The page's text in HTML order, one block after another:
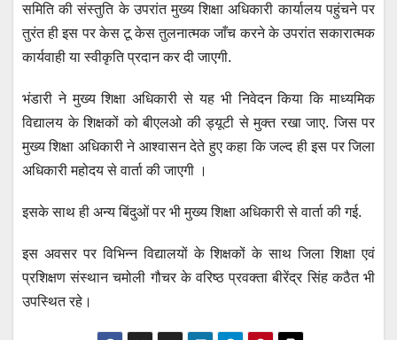
समिति की संस्तुति के उपरांत मुख्य शिक्षा अधिकारी कार्यालय पहुंचने पर
तुरंत ही इस पर केस टू केस तुलनात्मक जाँच करने के उपरांत सकारात्मक
कार्यवाही या स्वीकृति प्रदान कर दी जाएगी.
भंडारी ने मुख्य शिक्षा अधिकारी से यह भी निवेदन किया कि माध्यमिक
विद्यालय के शिक्षकों को बीएलओ की ड्यूटी से मुक्त रखा जाए. जिस पर
मुख्य शिक्षा अधिकारी ने आश्वासन देते हुए कहा कि जल्द ही इस पर जिला
अधिकारी महोदय से वार्ता की जाएगी ।
इसके साथ ही अन्य बिंदुओं पर भी मुख्य शिक्षा अधिकारी से वार्ता की गई.
इस अवसर पर विभिन्न विद्यालयों के शिक्षकों के साथ जिला शिक्षा एवं
प्रशिक्षण संस्थान चमोली गौचर के वरिष्ठ प्रवक्ता बीरेंद्र सिंह कठैत भी
उपस्थित रहे।